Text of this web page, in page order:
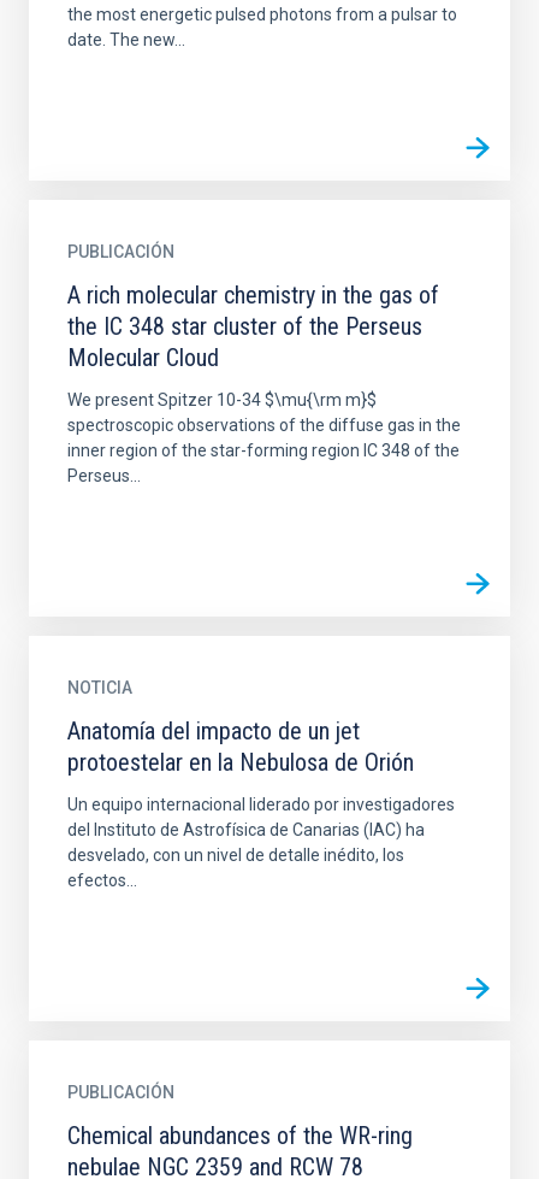
the most energetic pulsed photons from a pulsar to
date. The new...
PUBLICACIÓN
A rich molecular chemistry in the gas of
the IC 348 star cluster of the Perseus
Molecular Cloud
We present Spitzer 10-34 $\mu{\rm m}$
spectroscopic observations of the diffuse gas in the
inner region of the star-forming region IC 348 of the
Perseus...
NOTICIA
Anatomía del impacto de un jet
protoestelar en la Nebulosa de Orión
Un equipo internacional liderado por investigadores
del Instituto de Astrofísica de Canarias (IAC) ha
desvelado, con un nivel de detalle inédito, los
efectos...
PUBLICACIÓN
Chemical abundances of the WR-ring
nebulae NGC 2359 and RCW 78